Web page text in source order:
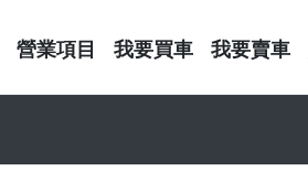
營業項目 我要買車 我要賣車